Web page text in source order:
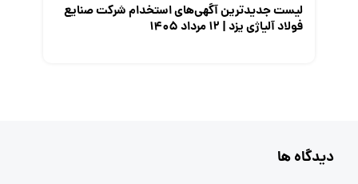
لیست جدیدترین آگهی‌های استخدام شرکت صنایع
فولاد آلیاژی یزد | ۱۲ مرداد ۱۴۰۵
دیدگاه ها